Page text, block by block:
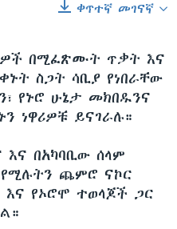
ቀጥተኛ መገናኛ
በሚፈጽሙት ጥቃት እና
ስጋት ሳቢያ የነበራቸው
የኑሮ ሁኔታ መክበዱንና
ነዋሪዎቹ ይናገራሉ።
እና በአካባቢው ሰላም
የሚሉትን ጨምሮ ናኮር
እና የኦሮሞ ተወላጆች ጋር